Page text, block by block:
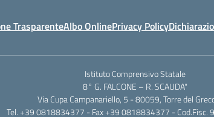
TrasparenteAlbo OnlinePrivacy Policy
Istituto Comprensivo Statale
8° G. FALCONE – R. SCAUDA"
Via Cupa Campanariello, 5 - 80059, Torre del
Tel. +39 0818834377 - Fax +39 0818834377 - Cod.Fisc.